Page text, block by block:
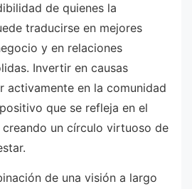
de quienes la
traducirse en mejores
y en relaciones
Invertir en causas
activamente en la comunidad
que se refleja en el
un círculo virtuoso de
de una visión a largo